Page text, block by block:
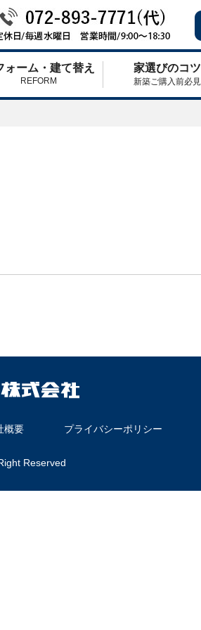
ォーム・建て替え
REFORM
家選びのコツ
新築ご購入前必見
概要 プライバシーポリシー
Reserved